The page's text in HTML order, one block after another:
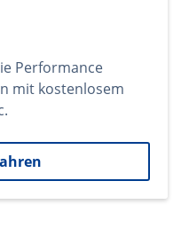
Performance
mit kostenlosem